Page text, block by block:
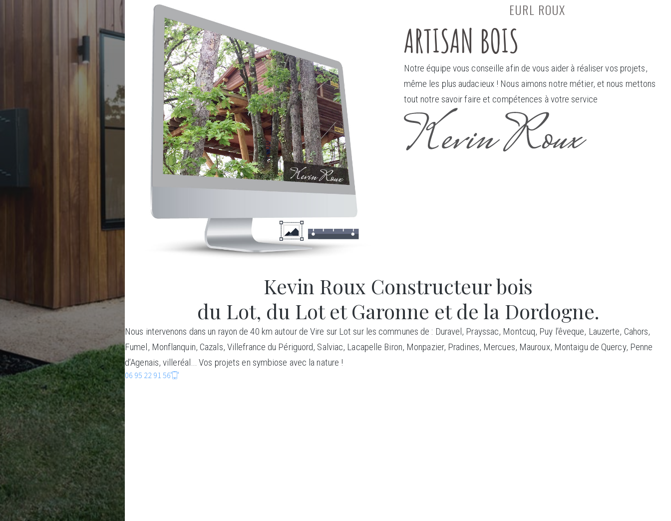
EURL ROUX
ARTISAN BOIS
Notre équipe vous conseille afin de vous aider à réaliser vos projets,
même les plus audacieux ! Nous aimons notre métier, et nous mettons
tout notre savoir faire et compétences à votre service
Kevin Roux Constructeur bois
du Lot, du Lot et Garonne et de la Dordogne.
Nous intervenons dans un rayon de 40 km autour de Vire sur Lot sur les communes de : Duravel, Prayssac, Montcuq, Puy l’êveque, Lauzerte, Cahors,
Fumel, Monflanquin, Cazals, Villefrance du Périguord, Salviac, Lacapelle Biron, Monpazier, Pradines, Mercues, Mauroux, Montaigu de Quercy, Penne
d’Agenais, villeréal… Vos projets en symbiose avec la nature !
06 95 22 91 56